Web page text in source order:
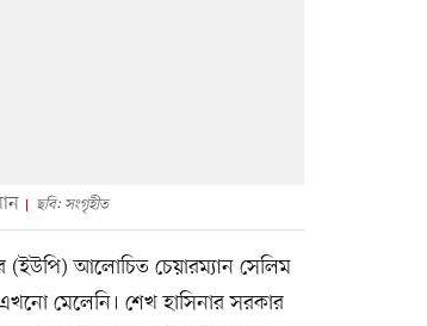
ছবি: সংগৃহীত
আলোচিত চেয়ারম্যান সেলিম
মেলেনি। শেখ হাসিনার সরকার